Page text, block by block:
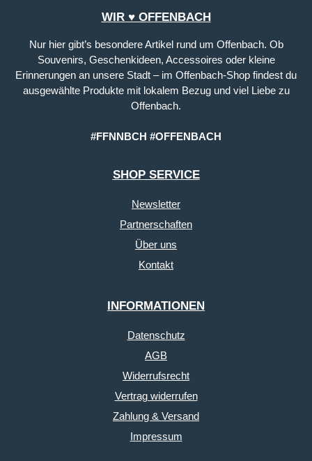
WIR ♥ OFFENBACH
Nur hier gibt’s besondere Artikel rund um Offenbach. Ob
Souvenirs, Geschenkideen, Accessoires oder kleine
Erinnerungen an unsere Stadt – im Offenbach-Shop findest du
ausgewählte Produkte mit lokalem Bezug und viel Liebe zu
Offenbach.
#FFNNBCH #OFFENBACH
SHOP SERVICE
Newsletter
Partnerschaften
Über uns
Kontakt
INFORMATIONEN
Datenschutz
AGB
Widerrufsrecht
Vertrag widerrufen
Zahlung & Versand
Impressum